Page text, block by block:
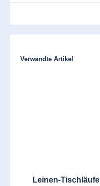
Produktgalerie überspringen
Verwandte Artikel
Leinen-